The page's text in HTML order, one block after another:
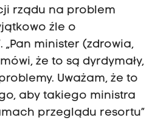
rządu na problem
źle o
„Pan minister (zdrowia,
że to są dyrdymały,
Uważam, że to
aby takiego ministra
przeglądu resortu”